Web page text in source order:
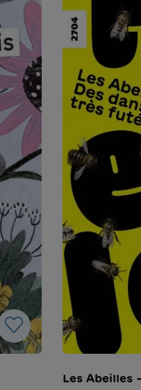
Les Abeilles